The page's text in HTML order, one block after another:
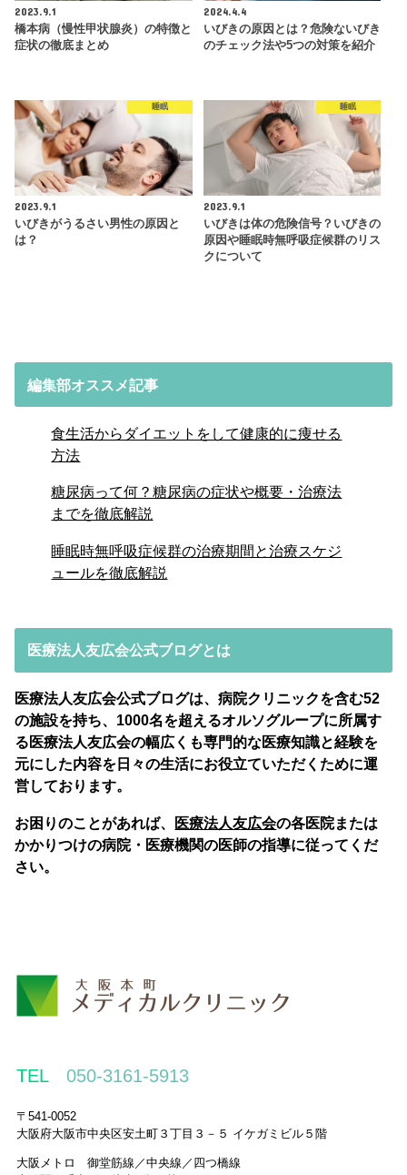
2023.9.1
橋本病（慢性甲状腺炎）の特徴と
症状の徹底まとめ
2024.4.4
いびきの原因とは？危険ないびき
のチェック法や5つの対策を紹介
睡眠
2023.9.1
いびきがうるさい男性の原因と
は？
睡眠
2023.9.1
いびきは体の危険信号？いびきの
原因や睡眠時無呼吸症候群のリス
クについて
編集部オススメ記事
食生活からダイエットをして健康的に痩せる
方法
糖尿病って何？糖尿病の症状や概要・治療法
までを徹底解説
睡眠時無呼吸症候群の治療期間と治療スケジ
ュールを徹底解説
医療法人友広会公式ブログとは
医療法人友広会公式ブログは、病院クリニックを含む52
の施設を持ち、1000名を超えるオルソグループに所属す
る医療法人友広会の幅広くも専門的な医療知識と経験を
元にした内容を日々の生活にお役立ていただくために運
営しております。
お困りのことがあれば、 医療法人友広会の各医院または
かかりつけの病院・医療機関の医師の指導に従ってくだ
さい。
TEL 050-3161-5913
〒541-0052
大阪府大阪市中央区安土町３丁目３－５ イケガミビル５階
大阪メトロ 御堂筋線／中央線／四つ橋線